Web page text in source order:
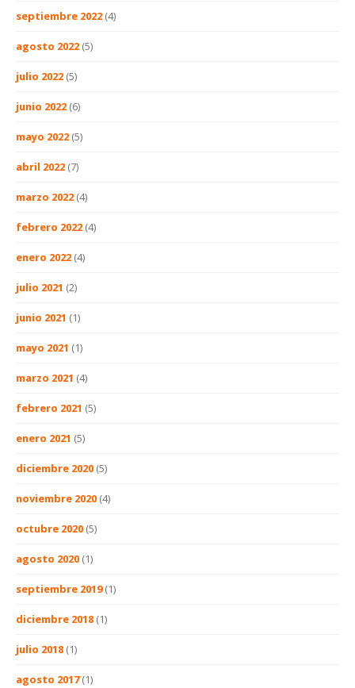
septiembre 2022 (4)
agosto 2022 (5)
julio 2022 (5)
junio 2022 (6)
mayo 2022 (5)
abril 2022 (7)
marzo 2022 (4)
febrero 2022 (4)
enero 2022 (4)
julio 2021 (2)
junio 2021 (1)
mayo 2021 (1)
marzo 2021 (4)
febrero 2021 (5)
enero 2021 (5)
diciembre 2020 (5)
noviembre 2020 (4)
octubre 2020 (5)
agosto 2020 (1)
septiembre 2019(1)
diciembre 2018 (1)
julio 2018 (1)
agosto 2017(1)